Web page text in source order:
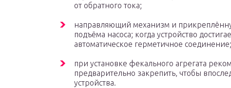
от обратного тока;
направляющий механизм и
подъёма насоса; когда устройство
автоматическое герметичное соединение;
при установке фекального агрегата
предварительно закрепить, чтобы
устройства.